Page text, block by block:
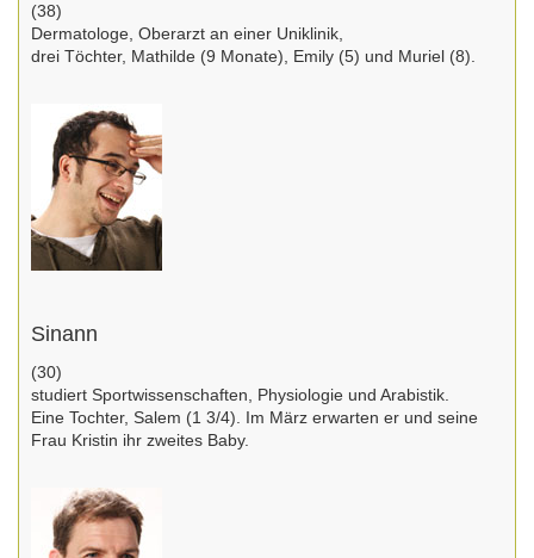
(38)
Dermatologe, Oberarzt an einer Uniklinik,
drei Töchter, Mathilde (9 Monate), Emily (5) und Muriel (8).
Sinann
(30)
studiert Sportwissenschaften, Physiologie und Arabistik.
Eine Tochter, Salem (1 3/4). Im März erwarten er und seine
Frau Kristin ihr zweites Baby.